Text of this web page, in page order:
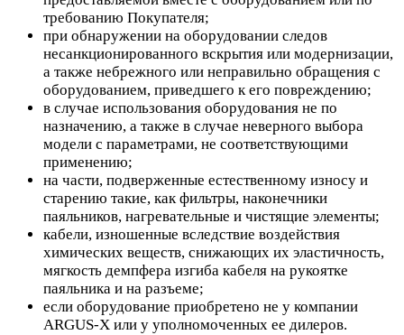
требованию Покупателя;
при обнаружении на оборудовании следов
несанкционированного вскрытия или модернизации,
а также небрежного или неправильно обращения с
оборудованием, приведшего к его повреждению;
в случае использования оборудования не по
назначению, а также в случае неверного выбора
модели с параметрами, не соответствующими
применению;
на части, подверженные естественному износу и
старению такие, как фильтры, наконечники
паяльников, нагревательные и чистящие элементы;
кабели, изношенные вследствие воздействия
химических веществ, снижающих их эластичность,
мягкость демпфера изгиба кабеля на рукоятке
паяльника и на разъеме;
если оборудование приобретено не у компании
ARGUS-X или у уполномоченных ее дилеров.